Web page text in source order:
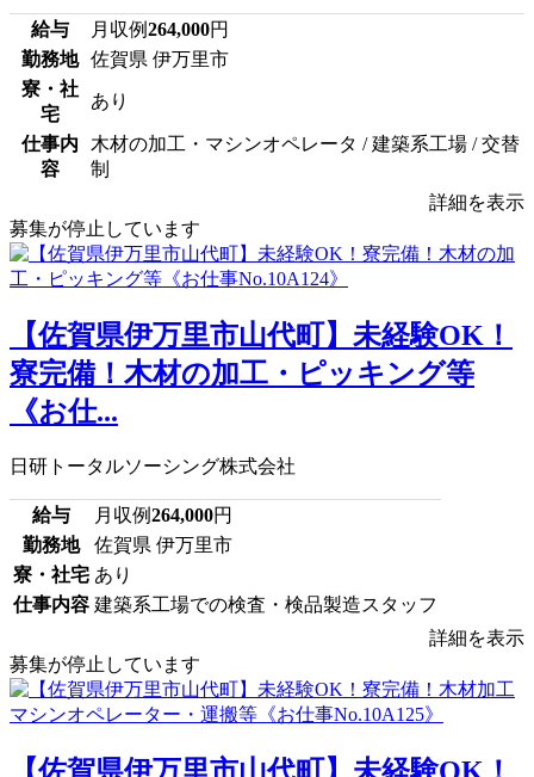
給与 月収例264,000円
勤務地
佐賀県 伊万里市
寮・社
宅
あり
仕事内
容
木材の加工・マシンオペレータ / 建築系工場 / 交替
制
詳細を表示
募集が停止しています
【佐賀県伊万里市山代町】未経験OK！
寮完備！木材の加工・ピッキング等
《お仕...
日研トータルソーシング株式会社
給与 月収例264,000円
勤務地
佐賀県 伊万里市
寮・社宅 あり
仕事内容 建築系工場での検査・検品製造スタッフ
詳細を表示
募集が停止しています
【佐賀県伊万里市山代町】未経験OK！